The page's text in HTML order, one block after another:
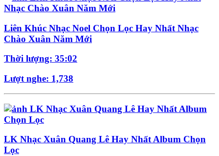
Liên Khúc Nhạc Noel Chọn Lọc Hay Nhất Nhạc
Chào Xuân Năm Mới
Thời lượng: 35:02
Lượt nghe: 1,738
LK Nhạc Xuân Quang Lê Hay Nhất Album Chọn
Lọc